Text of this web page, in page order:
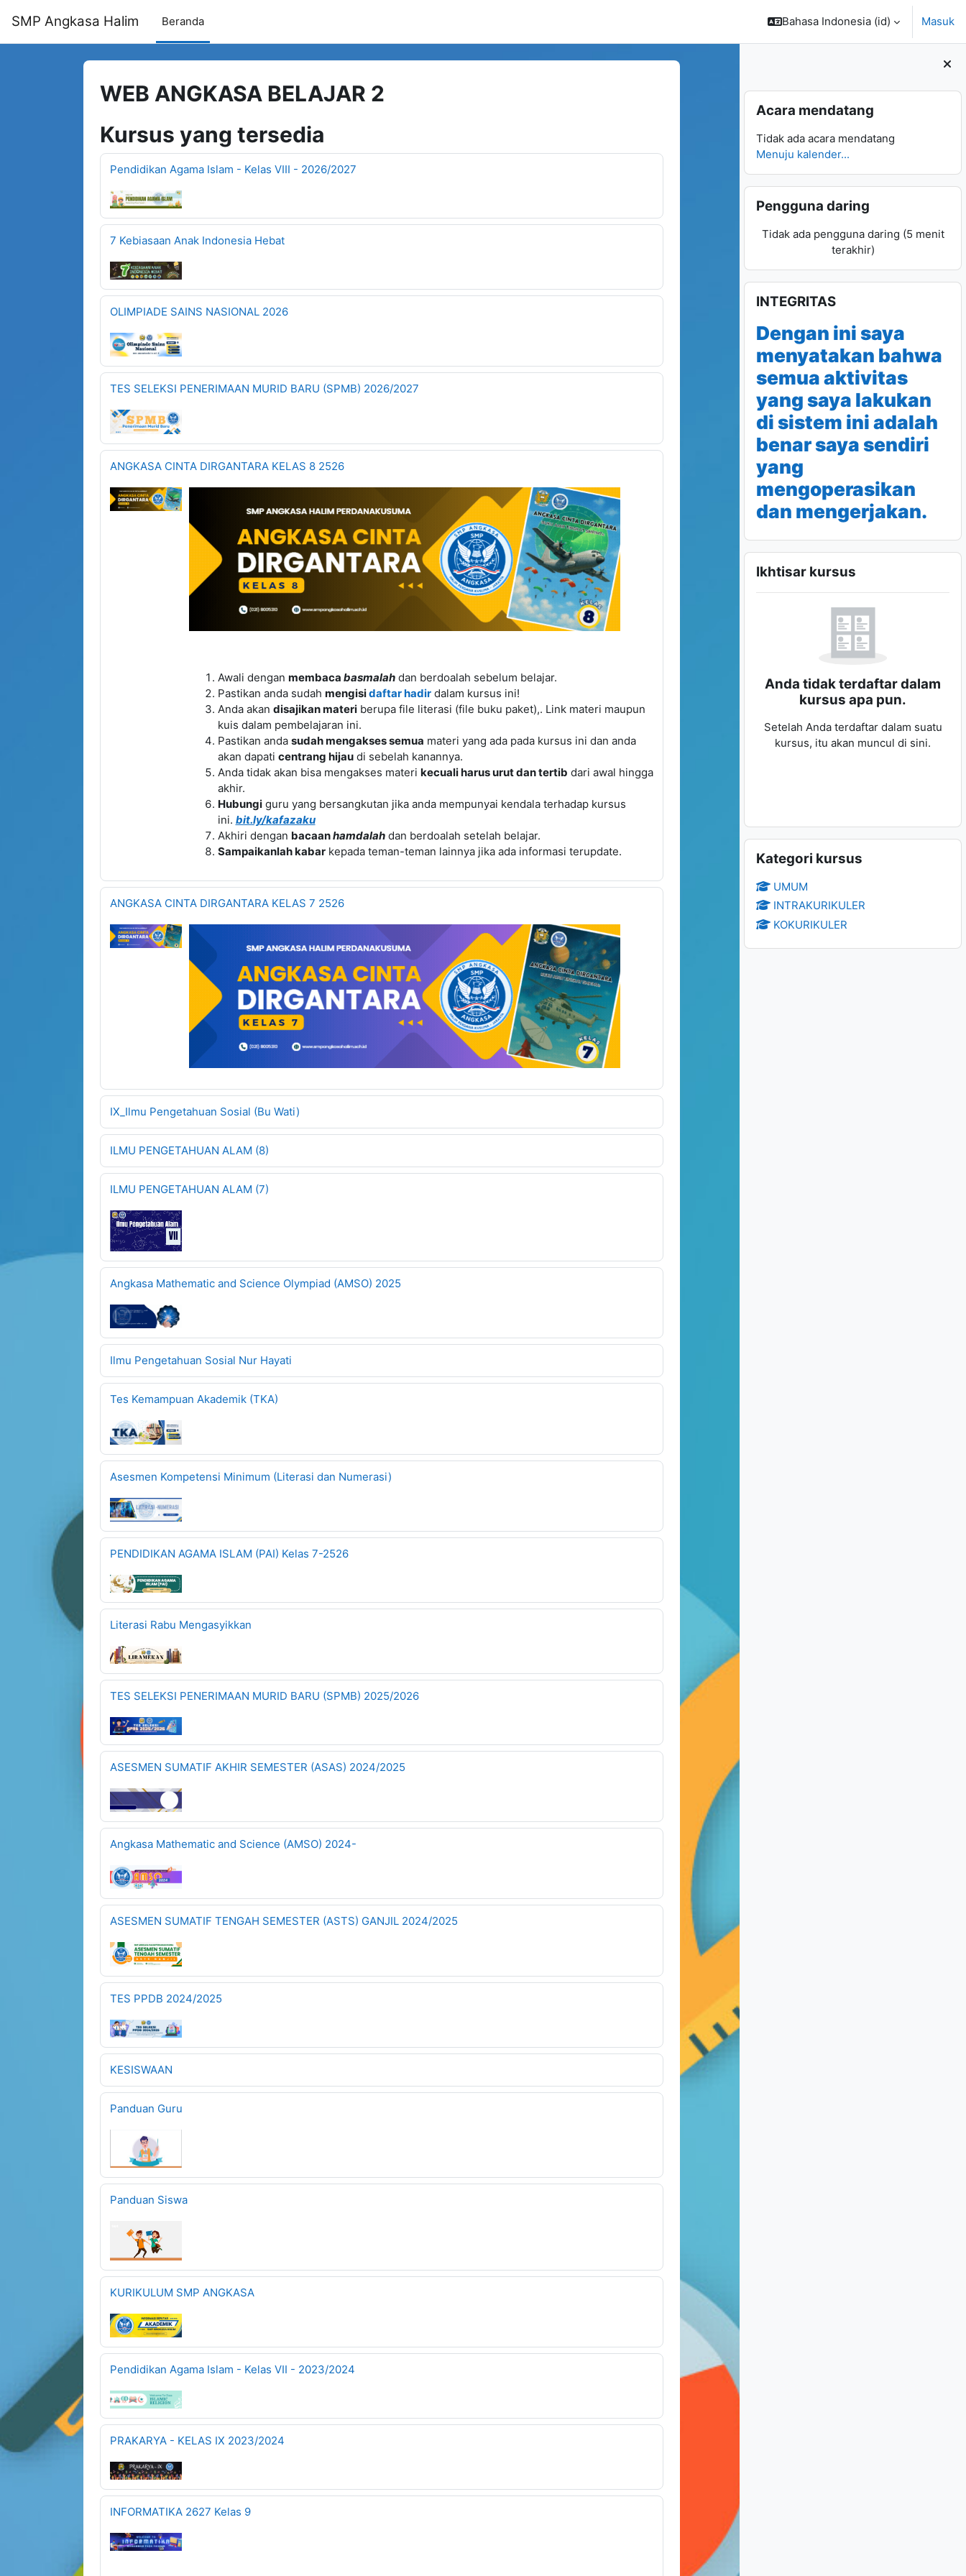
SMP Angkasa Halim Beranda Bahasa Indonesia ‎(id)‎ Masuk
Abaikan Acara mendatang
Acara mendatang
Tidak ada acara mendatang
Menuju kalender...
Abaikan Pengguna daring
Pengguna daring
Tidak ada pengguna daring (5 menit
terakhir)
Abaikan INTEGRITAS
INTEGRITAS
Dengan ini saya
menyatakan bahwa
semua aktivitas
yang saya lakukan
di sistem ini adalah
benar saya sendiri
yang
mengoperasikan
dan mengerjakan.
Abaikan Ikhtisar kursus
Ikhtisar kursus
Anda tidak terdaftar dalam
kursus apa pun.
Setelah Anda terdaftar dalam suatu
kursus, itu akan muncul di sini.
Abaikan Kategori kursus
Kategori kursus
UMUM
INTRAKURIKULER
KOKURIKULER
WEB ANGKASA BELAJAR 2
Kursus yang tersedia
Pendidikan Agama Islam - Kelas VIII - 2026/2027
7 Kebiasaan Anak Indonesia Hebat
OLIMPIADE SAINS NASIONAL 2026
TES SELEKSI PENERIMAAN MURID BARU (SPMB) 2026/2027
ANGKASA CINTA DIRGANTARA KELAS 8 2526
Awali dengan membaca basmalahdan berdoalah sebelum belajar.
Pastikan anda sudah mengisidaftar hadirdalam kursus ini!
Anda akan disajikan materiberupa file literasi (file buku paket),. Link materi maupun
kuis dalam pembelajaran ini.
Pastikan anda sudah mengakses semua materi yang ada pada kursus ini dan anda
akan dapati centrang hijaudi sebelah kanannya.
Anda tidak akan bisa mengakses materi kecuali harus urut dan tertib dari awal hingga
akhir.
Hubungiguru yang bersangkutan jika anda mempunyai kendala terhadap kursus
ini. bit.ly/kafazaku
Akhiri dengan bacaanhamdalahdan berdoalah setelah belajar.
Sampaikanlah kabarkepada teman-teman lainnya jika ada informasi terupdate.
ANGKASA CINTA DIRGANTARA KELAS 7 2526
IX_Ilmu Pengetahuan Sosial (Bu Wati)
ILMU PENGETAHUAN ALAM (8)
ILMU PENGETAHUAN ALAM (7)
Angkasa Mathematic and Science Olympiad (AMSO) 2025
Ilmu Pengetahuan Sosial Nur Hayati
Tes Kemampuan Akademik (TKA)
Asesmen Kompetensi Minimum (Literasi dan Numerasi)
PENDIDIKAN AGAMA ISLAM (PAI) Kelas 7-2526
Literasi Rabu Mengasyikkan
TES SELEKSI PENERIMAAN MURID BARU (SPMB) 2025/2026
ASESMEN SUMATIF AKHIR SEMESTER (ASAS) 2024/2025
Angkasa Mathematic and Science (AMSO) 2024-
ASESMEN SUMATIF TENGAH SEMESTER (ASTS) GANJIL 2024/2025
TES PPDB 2024/2025
KESISWAAN
Panduan Guru
Panduan Siswa
KURIKULUM SMP ANGKASA
Pendidikan Agama Islam - Kelas VII - 2023/2024
PRAKARYA - KELAS IX 2023/2024
INFORMATIKA 2627 Kelas 9